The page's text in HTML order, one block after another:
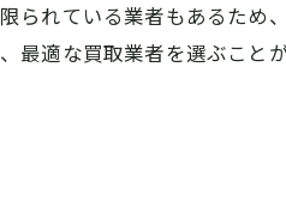
買取金額アップの交渉テクニ
で買取を考えるなら知って
られている業者もあるた
最適な買取業者を選ぶこ